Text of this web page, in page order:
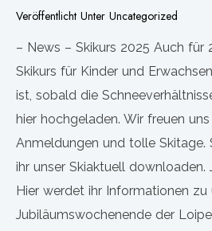
Veröffentlicht Unter Uncategorized
– News – Skikurs 2025 Auch für
Skikurs für Kinder und
ist, sobald die
hier hochgeladen. Wir freuen
Anmeldungen und tolle Skitage.
ihr unser Skiaktuell
Hier werdet ihr Informationen zu
Jubiläumswochenende der